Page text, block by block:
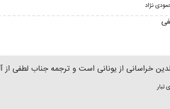
نژاد
خراسانی از یونانی است و ترجمه جناب لطفی از
تبار